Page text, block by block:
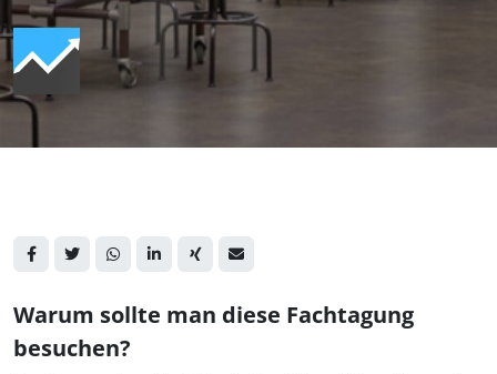
Warum sollte man diese Fachtagung
besuchen?